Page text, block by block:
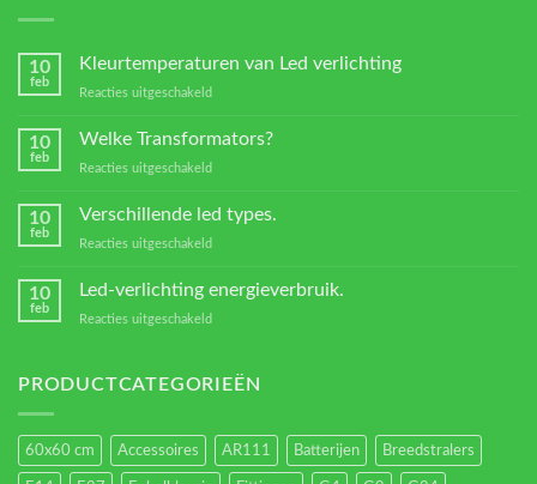
10
feb
Kleurtemperaturen van Led verlichting
Reacties uitgeschakeld
verlichting
10
feb
Welke Transformators?
Reacties uitgeschakeld
Transformators?
10
feb
Verschillende led types.
Reacties uitgeschakeld
10
feb
Led-verlichting energieverbruik.
Reacties uitgeschakeld
energieverbruik.
PRODUCTCATEGORIEËN
60x60 cm Accessoires AR111 Batterijen Breedstralers